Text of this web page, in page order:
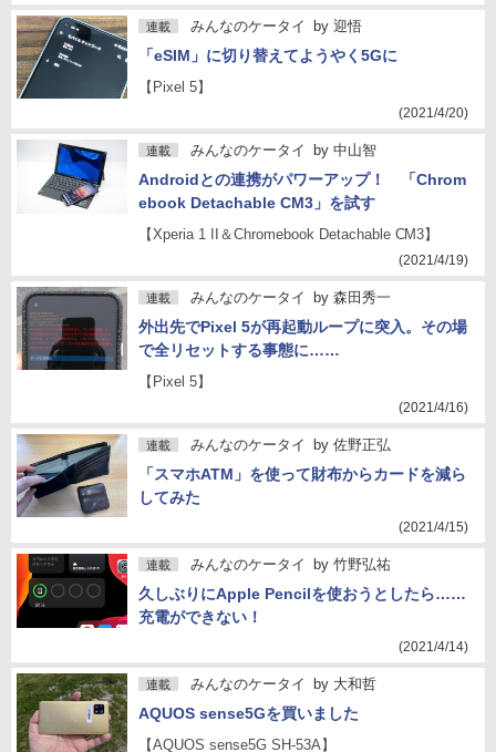
連載 みんなのケータイ by 迎悟
「eSIM」に切り替えてようやく5Gに
【Pixel 5】
(2021/4/20)
連載 みんなのケータイ by 中山智
Androidとの連携がパワーアップ！ 「Chrom
ebook Detachable CM3」を試す
【Xperia 1 II＆Chromebook Detachable CM3】
(2021/4/19)
連載 みんなのケータイ by 森田秀一
外出先でPixel 5が再起動ループに突入。その場
で全リセットする事態に……
【Pixel 5】
(2021/4/16)
連載 みんなのケータイ by 佐野正弘
「スマホATM」を使って財布からカードを減ら
してみた
(2021/4/15)
連載 みんなのケータイ by 竹野弘祐
久しぶりにApple Pencilを使おうとしたら……
充電ができない！
(2021/4/14)
連載 みんなのケータイ by 大和哲
AQUOS sense5Gを買いました
【AQUOS sense5G SH-53A】